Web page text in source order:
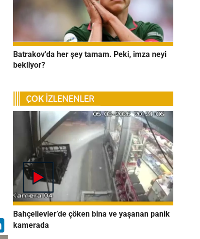
Batrakov'da her şey tamam. Peki, imza neyi
bekliyor?
Bahçelievler’de çöken bina ve yaşanan panik
kamerada